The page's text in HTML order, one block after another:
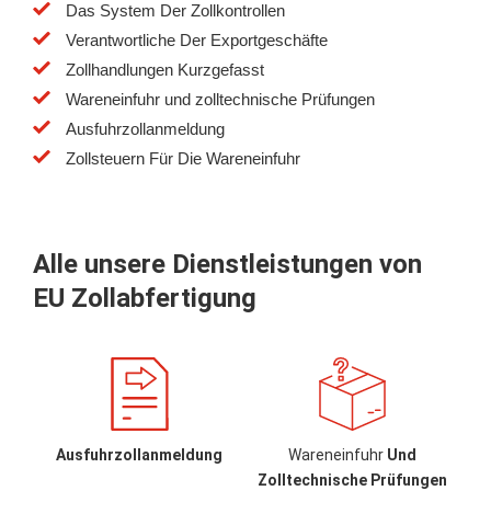
Alle unsere Dienstleistungen von
EU Zollabfertigung
Ausfuhrzollanmeldung WareneinfuhrUnd
Zolltechnische Prüfungen
Das System Der Zollkontrollen
Verantwortliche Der Exportgeschäfte
Zollhandlungen Kurzgefasst
Wareneinfuhr und zolltechnische Prüfungen
Ausfuhrzollanmeldung
Zollsteuern Für Die Wareneinfuhr